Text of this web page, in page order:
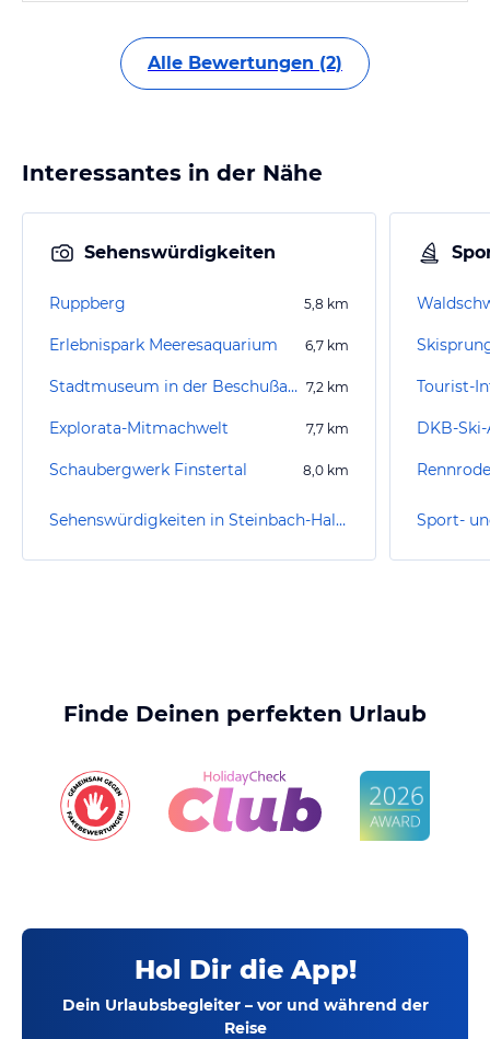
Alle Bewertungen (2)
Interessantes in der Nähe
Sehenswürdigkeiten
Ruppberg 5,8 km
Erlebnispark Meeresaquarium 6,7 km
Stadtmuseum in der Beschußanstalt 7,2 km
Explorata-Mitmachwelt 7,7 km
Schaubergwerk Finstertal 8,0 km
Sehenswürdigkeiten in Steinbach-Hallenberg
Tourist-
DKB-
Finde Deinen perfekten Urlaub
Hol Dir die App!
Dein Urlaubsbegleiter – vor und während der
Reise